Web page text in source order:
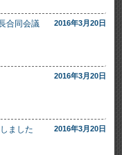
合同会議 2016年3月20日
2016年3月20日
ました 2016年3月20日